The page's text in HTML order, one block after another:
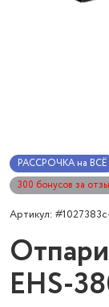
РАССРОЧКА на ВСЁ
300 бонусов за
Артикул:
EHS-